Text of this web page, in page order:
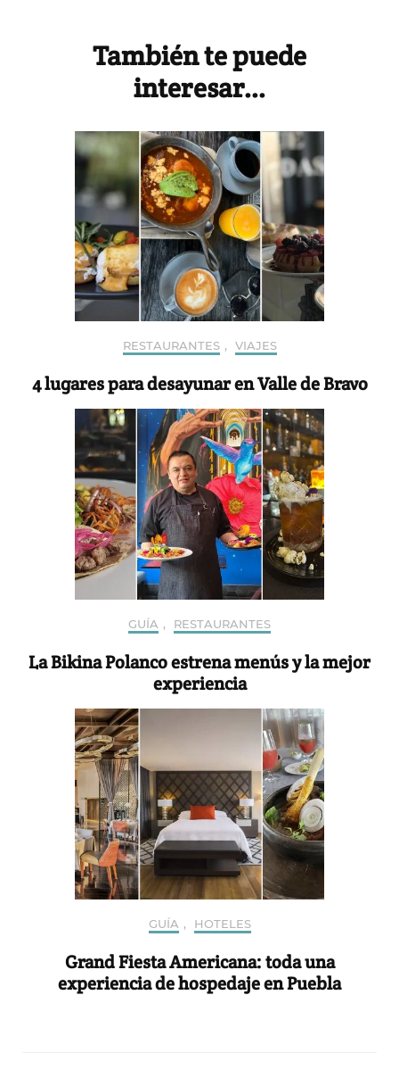
NavigationTambién te puede
interesar...
RESTAURANTES , VIAJES
4 lugares para desayunar en Valle de Bravo
GUÍA , RESTAURANTES
La Bikina Polanco estrena menús y la mejor
experiencia
GUÍA , HOTELES
Grand Fiesta Americana: toda una
experiencia de hospedaje en Puebla